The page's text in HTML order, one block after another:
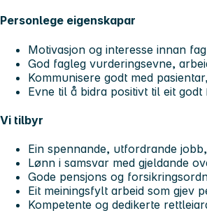
Personlege eigenskapar
Motivasjon og interesse innan
God fagleg vurderingsevne,
Kommunisere godt med
Evne til å bidra positivt til eit
Vi tilbyr
Ein spennande, utfordrande
Lønn i samsvar med gjeldande
Gode pensjons og
Eit meiningsfylt arbeid som gjev
Kompetente og dedikerte